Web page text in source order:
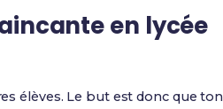
en lycée
élèves. Le but est donc que ton